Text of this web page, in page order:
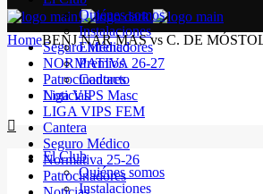
Seguro Médico
NORMATIVA 26-27
Patrocinadores
Noticias
El Club
Quiénes somos
Instalaciones
Quiénes somos
Instalaciones
Entrenadores
Premios
Contacto
Liga VIPS Masc
LIGA VIPS FEM
Cantera
Seguro Médico
Normativa 25-26
Patrocinadores
HomeBENJ NAR MAS vs C. DE